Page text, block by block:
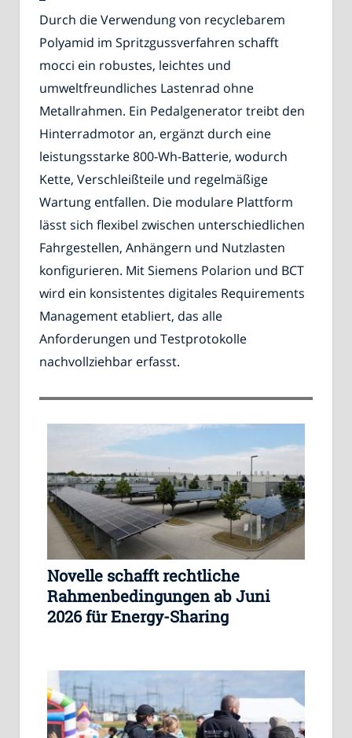
Durch die Verwendung von recyclebarem
Polyamid im Spritzgussverfahren schafft
mocci ein robustes, leichtes und
umweltfreundliches Lastenrad ohne
Metallrahmen. Ein Pedalgenerator treibt den
Hinterradmotor an, ergänzt durch eine
leistungsstarke 800-Wh-Batterie, wodurch
Kette, Verschleißteile und regelmäßige
Wartung entfallen. Die modulare Plattform
lässt sich flexibel zwischen unterschiedlichen
Fahrgestellen, Anhängern und Nutzlasten
konfigurieren. Mit Siemens Polarion und BCT
wird ein konsistentes digitales Requirements
Management etabliert, das alle
Anforderungen und Testprotokolle
nachvollziehbar erfasst.
Novelle schafft rechtliche
Rahmenbedingungen ab Juni
2026 für Energy-Sharing